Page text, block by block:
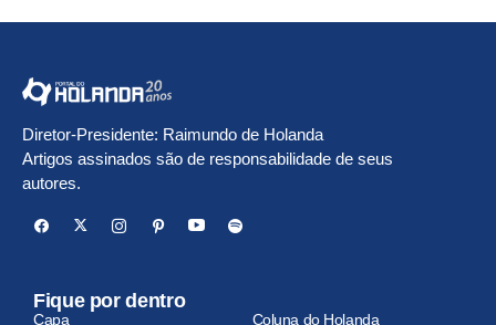
Diretor-Presidente: Raimundo de Holanda
Artigos assinados são de responsabilidade de seus
autores.
Fique por dentro
Capa Coluna do Holanda